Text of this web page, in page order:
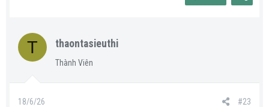
T thaontasieuthi
Thành Viên
18/6/26 #23